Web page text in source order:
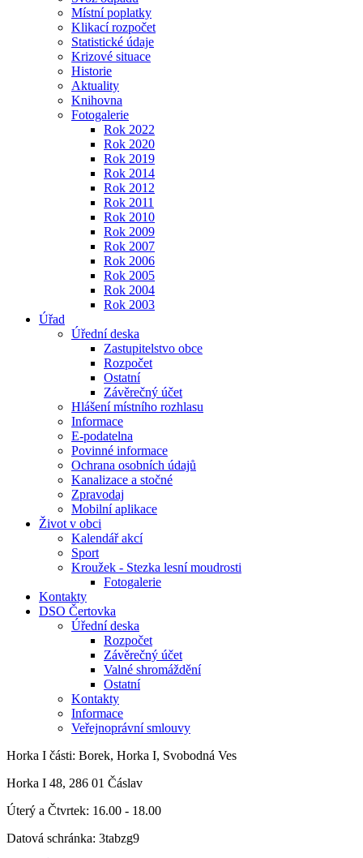
Místní poplatky
Klikací rozpočet
Statistické údaje
Krizové situace
Historie
Aktuality
Knihovna
Fotogalerie
Rok 2022
Rok 2020
Rok 2019
Rok 2014
Rok 2012
Rok 2011
Rok 2010
Rok 2009
Rok 2007
Rok 2006
Rok 2005
Rok 2004
Rok 2003
Úřad
Úřední deska
Zastupitelstvo obce
Rozpočet
Ostatní
Závěrečný účet
Hlášení místního rozhlasu
Informace
E-podatelna
Povinné informace
Ochrana osobních údajů
Kanalizace a stočné
Zpravodaj
Mobilní aplikace
Život v obci
Kalendář akcí
Sport
Kroužek - Stezka lesní moudrosti
Fotogalerie
Kontakty
DSO Čertovka
Úřední deska
Rozpočet
Závěrečný účet
Valné shromáždění
Ostatní
Kontakty
Informace
Veřejnoprávní smlouvy
Horka I části: Borek, Horka I, Svobodná Ves
Horka I 48, 286 01 Čáslav
Úterý a Čtvrtek: 16.00 - 18.00
Datová schránka: 3tabzg9